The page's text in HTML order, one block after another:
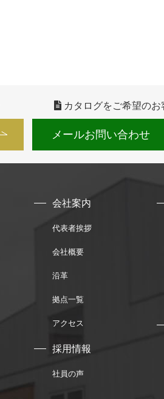
カタログをご希望のお
メールお問い合わせ
会社案内
代表者挨拶
会社概要
沿革
拠点一覧
アクセス
採用情報
社員の声